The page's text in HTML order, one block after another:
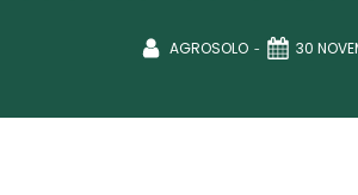
AGROSOLO - 30